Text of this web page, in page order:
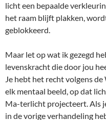
licht een bepaalde
het raam blijft plakken,
geblokkeerd.
Maar let op wat ik gezegd
levenskracht die door jou
Je hebt het recht volgens
elk mentaal beeld, op dat
Ma-terlicht projecteert. Als
in de vorige verhandeling